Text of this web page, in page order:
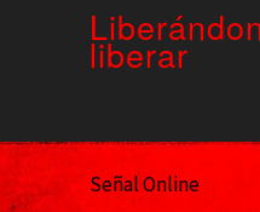
liberar
Señal Online